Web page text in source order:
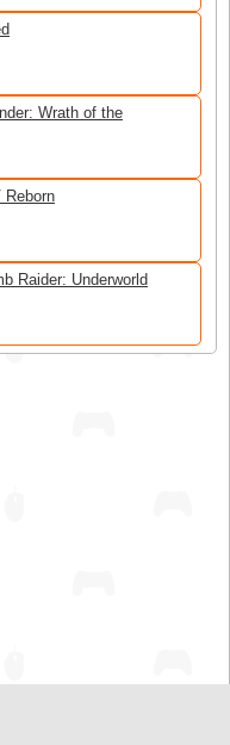
Wrath of the
Reborn
Raider: Underworld